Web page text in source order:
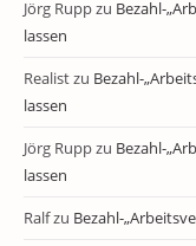
Jörg Ruppzu Bezahl-
lassen
Realistzu Bezahl-
lassen
Jörg Ruppzu Bezahl-
lassen
Ralfzu Bezahl-